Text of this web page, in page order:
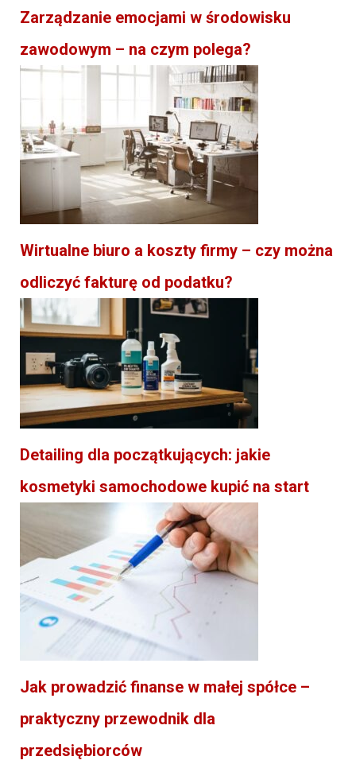
Zarządzanie emocjami w środowisku
zawodowym – na czym polega?
Wirtualne biuro a koszty firmy – czy można
odliczyć fakturę od podatku?
Detailing dla początkujących: jakie
kosmetyki samochodowe kupić na start
Jak prowadzić finanse w małej spółce –
praktyczny przewodnik dla
przedsiębiorców